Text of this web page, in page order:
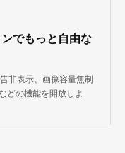
でもっと自由な
非表示、画像容量無制
どの機能を開放しよ